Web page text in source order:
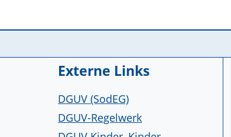
Service Informationen
Externe Links
DGUV (SodEG)
DGUV-Regelwerk